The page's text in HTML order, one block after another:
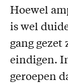
Nabestellen
Vragen en
En verder
Hoewel
is wel
gang
eindigen.
geroepen